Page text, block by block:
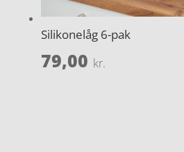
Silikonelåg 6-pak
79,00 kr.